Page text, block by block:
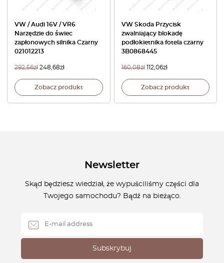
VW / Audi 16V / VR6
Narzędzie do świec
zapłonowych silnika Czarny
021012213
292,56zł 248,68zł
Zobacz produkt
VW Skoda Przycisk
zwalniający blokadę
podłokietnika fotela czarny
3B0868445
160,08zł 112,06zł
Zobacz produkt
Newsletter
Skąd będziesz wiedział, że wypuściliśmy części dla
Twojego samochodu? Bądź na bieżąco.